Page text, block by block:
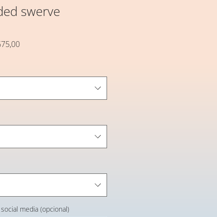
swerve
Preço
media (opcional)